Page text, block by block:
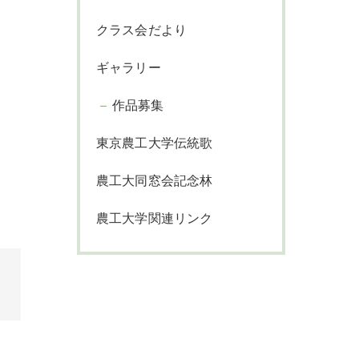
クラス会だより
ギャラリー
作品募集
東京農工大学伝統歌
農工大同窓会記念林
農工大学関連リンク